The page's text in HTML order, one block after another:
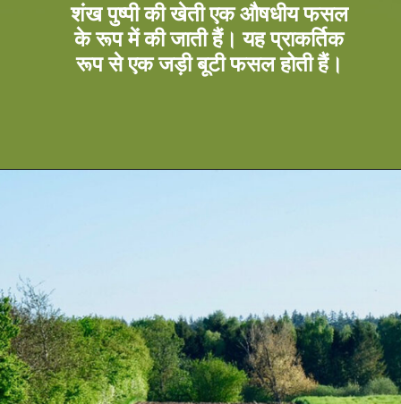
शंख पुष्पी की खेती एक औषधीय फसल
के रूप में की जाती हैं। यह प्राकर्तिक
रूप से एक जड़ी बूटी फसल होती हैं।